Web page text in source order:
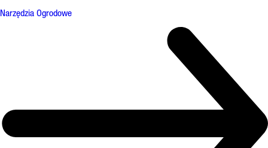
Narzędzia Ogrodowe